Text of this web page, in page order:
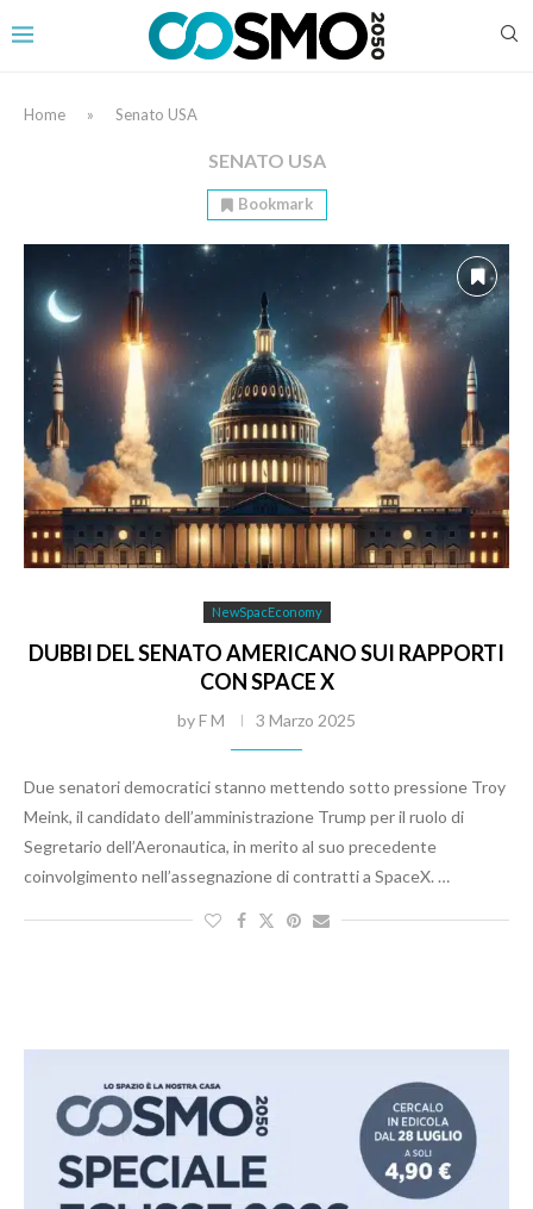
Home » Senato USA
SENATO USA
Bookmark
NewSpacEconomy
DUBBI DEL SENATO AMERICANO SUI RAPPORTI
CON SPACE X
byF M 3 Marzo 2025
Due senatori democratici stanno mettendo sotto pressione Troy
Meink, il candidato dell’amministrazione Trump per il ruolo di
Segretario dell’Aeronautica, in merito al suo precedente
coinvolgimento nell’assegnazione di contratti a SpaceX. …